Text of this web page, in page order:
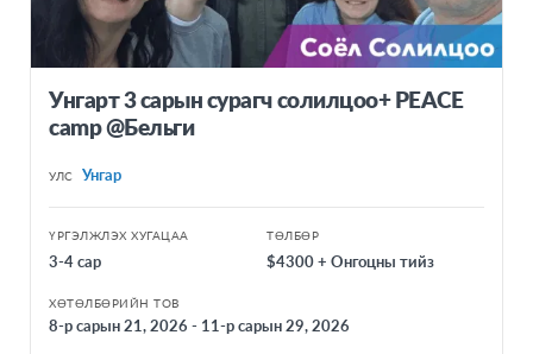
Унгарт 3 сарын сурагч солилцоо+ PEACE
camp @Бельги
УЛС Унгар
ҮРГЭЛЖЛЭХ ХУГАЦАА
3-4 сар
ТӨЛБӨР
$4300 + Онгоцны тийз
ХӨТӨЛБӨРИЙН ТОВ
8-р сарын 21, 2026 - 11-р сарын 29, 2026